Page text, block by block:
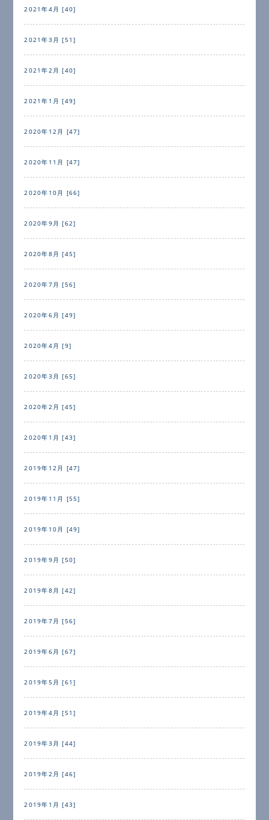
2021年4月 [40]
2021年3月 [51]
2021年2月 [40]
2021年1月 [49]
2020年12月 [47]
2020年11月 [47]
2020年10月 [66]
2020年9月 [62]
2020年8月 [45]
2020年7月 [56]
2020年6月 [49]
2020年4月 [9]
2020年3月 [65]
2020年2月 [45]
2020年1月 [43]
2019年12月 [47]
2019年11月 [55]
2019年10月 [49]
2019年9月 [50]
2019年8月 [42]
2019年7月 [56]
2019年6月 [67]
2019年5月 [61]
2019年4月 [51]
2019年3月 [44]
2019年2月 [46]
2019年1月 [43]